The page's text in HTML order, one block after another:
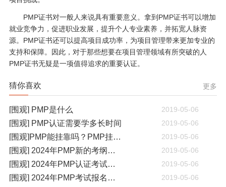
PMP证书对一般人来说具有重要意义。拿到PMP证书可以增加
就业竞争力，促进职业发展，提升个人专业素养，并拓宽人脉资
源。PMP证书还可以提高项目成功率，为项目管理带来更加专业的
支持和保障。因此，对于那些想要在项目管理领域有所突破的人
PMP证书无疑是一项值得追求的重要认证。
猜你喜欢 更多
[围观] PMP是什么 2019-05-06
[围观] PMP认证需要学多长时间 2019-05-06
[围观]PMP能挂靠吗？PMP挂靠一年多少钱 2019-05-06
[围观] 2024年PMP新的考纲有哪些变化 2019-05-06
[围观] 2024年PMP认证考试什么时候开考 2019-05-06
[围观] 2024年PMP考试报名通知 2019-05-06